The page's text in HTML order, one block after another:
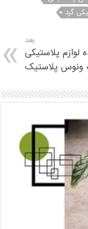
گرد
بعد
لوازم پلاستیکی
ونوس پلاستیک